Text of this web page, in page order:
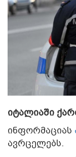
იტალიაში
ინფორმაციას
ავრცელებს.